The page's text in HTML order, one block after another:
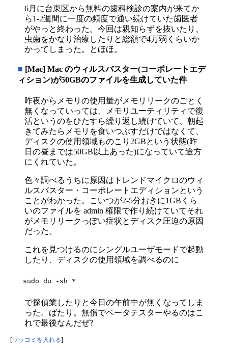
6月に台東区から無料の歯科検診の案内が来てか
ら1-2週間に一度の頻度で通い続けていた歯医者
がやっと終わった。今回は親知らずを抜いたり、
虫歯をかなり治療したりと総額で4万弱くらいか
かってしまった。とほほ。
■ [Mac] Mac のウィルスバスター(コーポレートエデ
ィション)が50GBのファイルを生成していた件
昨夜からメモリの使用量がメモリリークのごとく
無くなっていっては、メモリユーティリティで復
活というのをひたすら繰り返し続けていて、朝起
きてみたらメモリを食いつぶすだけではなくて、
ディスクの使用領域ものこり2GBという状態(昨
日の昼までは50GB以上あった)になっていて途方
にくれていた。
色々調べるうちに原因はトレンドマイクロのウィ
ルスバスター・コーポレートエディションという
ことがわかった。こいつが2-5分おきに1GBくら
いのファイルを admin 権限で作り続けていてそれ
がメモリリークっぽい症状とディスク圧迫の原因
だった。
これを見つけるのにシングルユーザモードで起動
したり、ディスクの使用領域を調べるのに
sudo du -sh *
で探偵業したりと今日の午前中が無くなってしま
った。ばたり。無償でベータテスターやるのはこ
れで最後なんだぜ?
[ツッコミを入れる]